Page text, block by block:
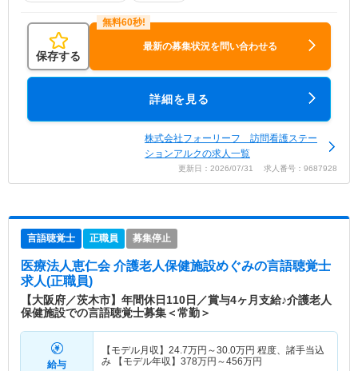
保存する
最新の募集状況を問い合わせる
詳細を見る
株式会社フォーリーフ 訪問看護ステー
ションアルクの求人一覧
更新日：2026/07/31 求人番号：9687928
言語聴覚士 正職員 募集停止
医療法人恵仁会 介護老人保健施設めぐみの言語聴覚士
求人(正職員)
【大阪府／茨木市】年間休日110日／賞与4ヶ月支給♪介護老人
保健施設での言語聴覚士募集＜常勤＞
給与
【モデル月収】 24.7万円～30.0万円 程度、諸手当込
み 【モデル年収】 378万円～456万円